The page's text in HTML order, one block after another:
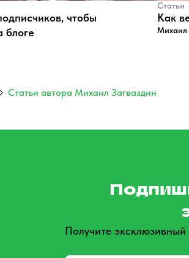
чтобы
блоге
Статьи
​Как
Михаил
Статьи автора Михаил Загваздин
Получите